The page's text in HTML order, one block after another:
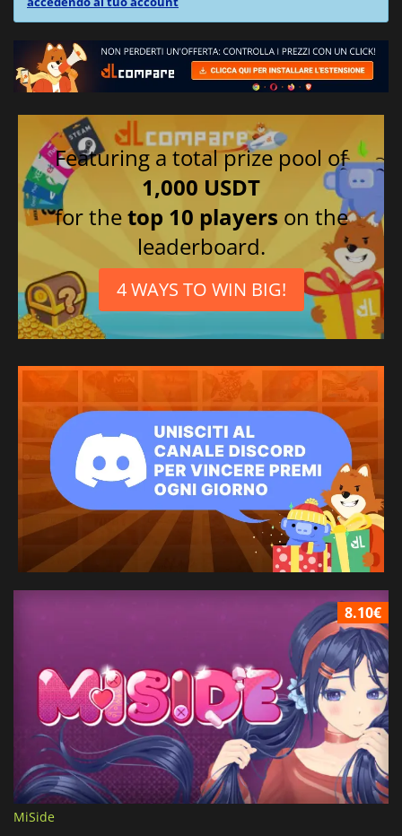
Featuring a total prize pool of
1,000 USDT
for thetop 10 players on the
leaderboard.
4 WAYS TO WIN BIG!
8.10€
MiSide